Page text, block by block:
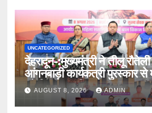
UNCATEGORIZED
देहरादून-:मुख्यमंत्री ने तीलू रौतेली
आंगनबाड़ी कार्यकत्री पुरस्कार से
को किया सम्मानित
AUGUST 8, 2026 ADMIN